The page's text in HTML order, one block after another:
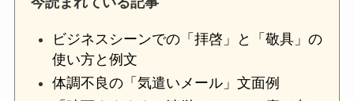
ビジネスシーンでの「拝啓」と「敬具」の
使い方と例文
体調不良の「気遣いメール」文面例